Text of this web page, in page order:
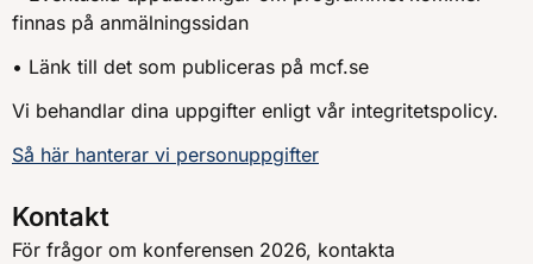
finnas på anmälningssidan
• Länk till det som publiceras på mcf.se
Vi behandlar dina uppgifter enligt vår integritetspolicy.
Så här hanterar vi personuppgifter
Kontakt
För frågor om konferensen 2026, kontakta